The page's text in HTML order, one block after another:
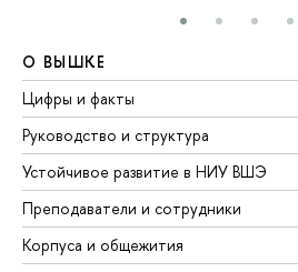
О ВЫШКЕ
Цифры и факты
Руководство и структура
Устойчивое развитие в НИУ ВШЭ
Преподаватели и сотрудники
Корпуса и общежития